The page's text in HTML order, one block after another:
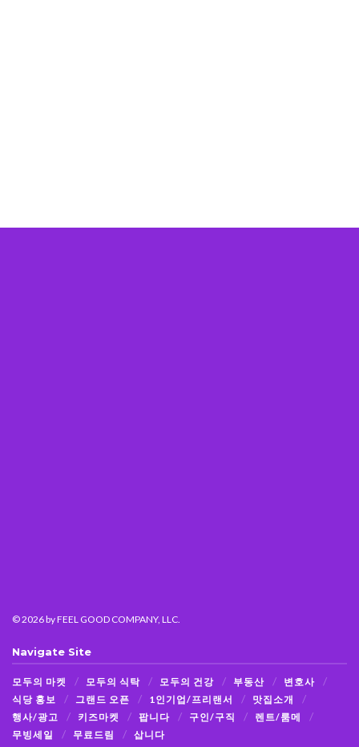
© 2026by FEEL GOOD COMPANY, LLC.
Navigate Site
모두의 마켓 모두의 식탁 모두의 건강 부동산
변호사
식당 홍보
그랜드 오픈 1인기업/프리랜서
맛집소개
행사/광고
키즈마켓 팝니다 구인/구직
렌트/룸메
무빙세일
무료드림 삽니다